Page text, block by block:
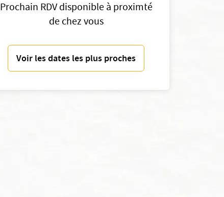
Prochain RDV disponible à proximté
de chez vous
Voir les dates les plus proches